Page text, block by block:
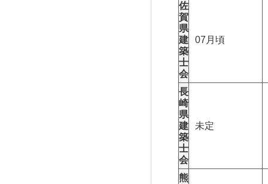
佐
賀
県
建
築
士
会
07月頃
長
崎
県
建
築
士
会
未定
熊